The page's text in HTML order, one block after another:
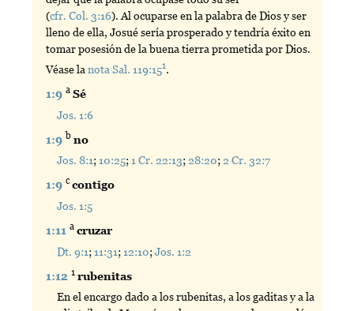
(cfr. Col. 3:16). Al ocuparse en la palabra de Dios y ser
lleno de ella, Josué sería prosperado y tendría éxito en
tomar posesión de la buena tierra prometida por Dios.
Véase lanota Sal. 119:151.
1:9a Sé
Jos. 1:6
1:9 b no
Jos. 8:1; 10:25; 1 Cr. 22:13;28:20;2 Cr. 32:7
1:9c contigo
Jos. 1:5
1:11a cruzar
Dt. 9:1; 11:31; 12:10;Jos. 1:2
1:121 rubenitas
En el encargo dado a los rubenitas, a los gaditas y a la